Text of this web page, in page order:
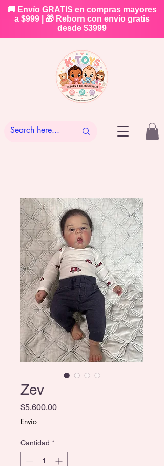
🚚 Envío GRATIS en compras mayores
a $999 | 🎁 Reborn con envío gratis
desde $3999
Zev
$5,600.00Precio
Envio
Cantidad *